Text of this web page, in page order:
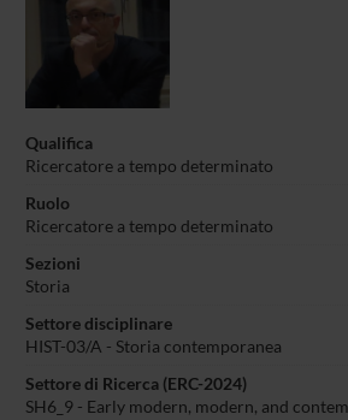
Qualifica
Ricercatore a tempo determinato
Ruolo
Ricercatore a tempo determinato
Sezioni
Storia
Settore disciplinare
HIST-03/A - Storia contemporanea
Settore di Ricerca (ERC-2024)
SH6_9 - Early modern, modern, and